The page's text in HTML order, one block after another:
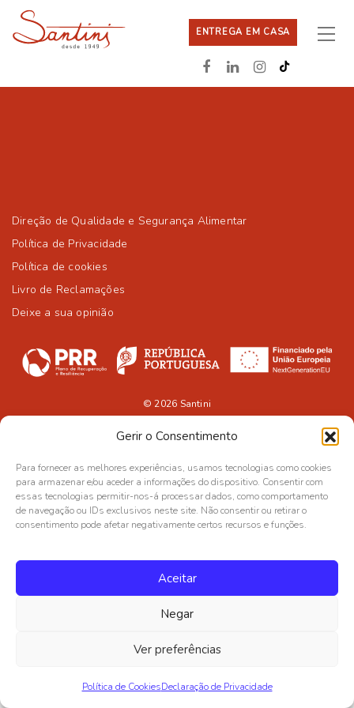
Gerir o Consentimento
Para fornecer as melhores experiências, usamos tecnologias como cookies
para armazenar e/ou aceder a informações do dispositivo. Consentir com
essas tecnologias permitir-nos-á processar dados, como comportamento
de navegação ou IDs exclusivos neste site. Não consentir ou retirar o
consentimento pode afetar negativamente certos recursos e funções.
Aceitar
Negar
Ver preferências
Política de CookiesDeclaração de Privacidade
ENTREGA EM CASA
Direção de Qualidade e Segurança Alimentar
Política de Privacidade
Política de cookies
Livro de Reclamações
Deixe a sua opinião
© 2026 Santini